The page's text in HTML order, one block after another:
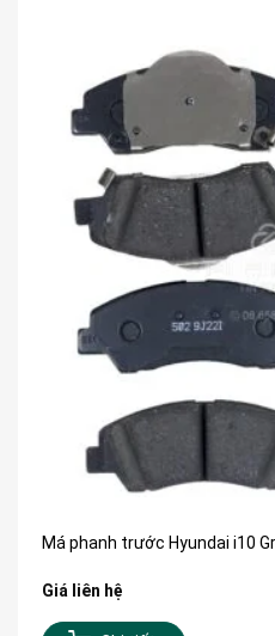
Má phanh trước Hyundai i10
Giá liên hệ